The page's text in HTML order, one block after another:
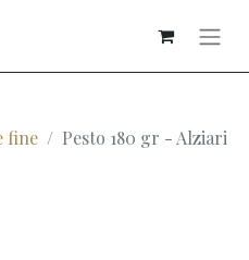
fine Pesto 180 gr - Alziari